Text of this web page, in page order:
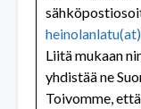
Liitä mukaan
yhdistää ne
Toivomme,